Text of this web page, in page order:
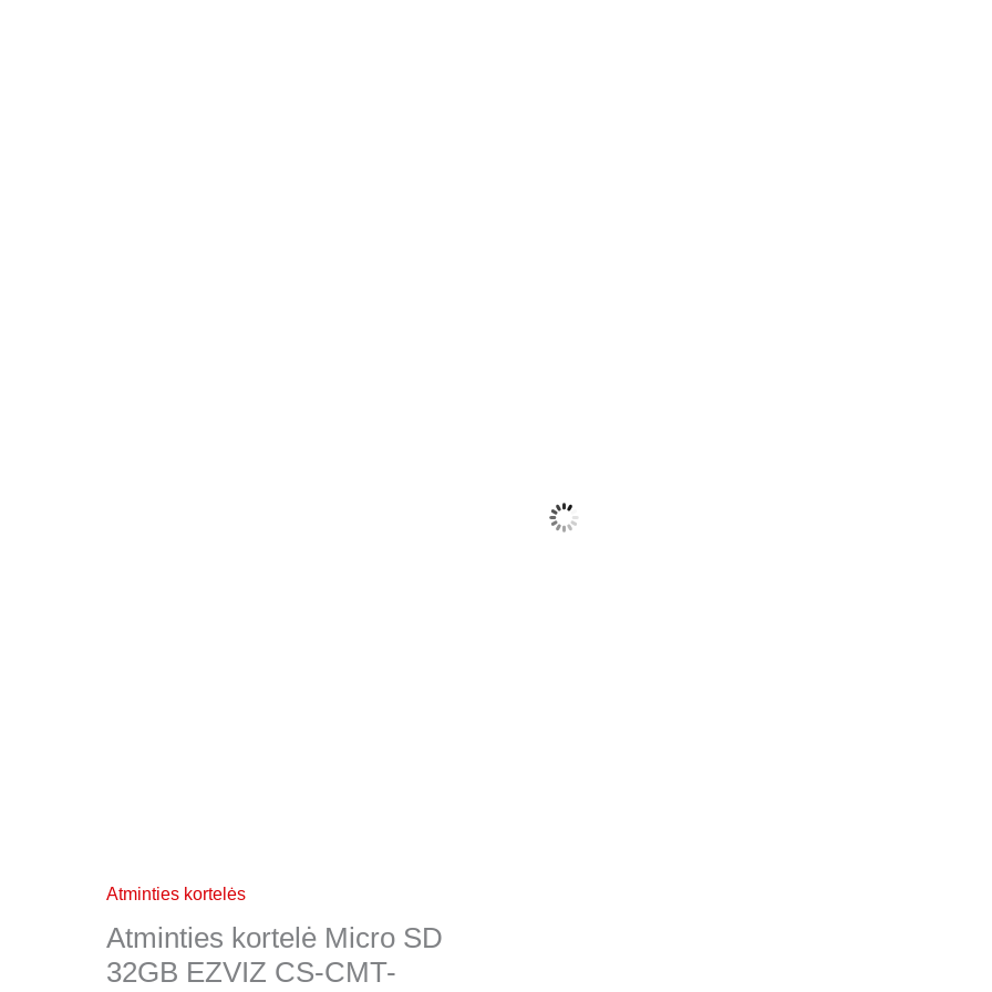
Atminties kortelės
Atminties kortelė Micro SD
32GB EZVIZ CS-CMT-